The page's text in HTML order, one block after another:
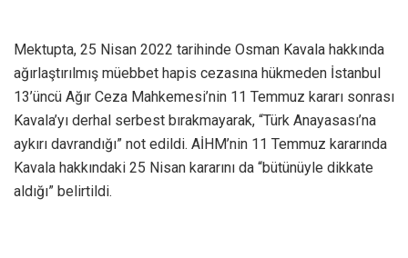
Mektupta, 25 Nisan 2022 tarihinde Osman Kavala hakkında
ağırlaştırılmış müebbet hapis cezasına hükmeden İstanbul
13’üncü Ağır Ceza Mahkemesi’nin 11 Temmuz kararı sonrası
Kavala’yı derhal serbest bırakmayarak, “Türk Anayasası’na
aykırı davrandığı” not edildi. AİHM’nin 11 Temmuz kararında
Kavala hakkındaki 25 Nisan kararını da “bütünüyle dikkate
aldığı” belirtildi.